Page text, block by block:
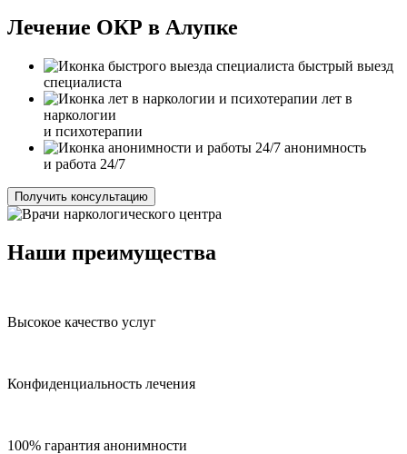
Лечение ОКР в Алупке
быстрый выезд
специалиста
лет в
наркологии
и психотерапии
анонимность
и работа 24/7
Получить консультацию
Наши преимущества
Высокое качество услуг
Конфиденциальность лечения
100% гарантия анонимности